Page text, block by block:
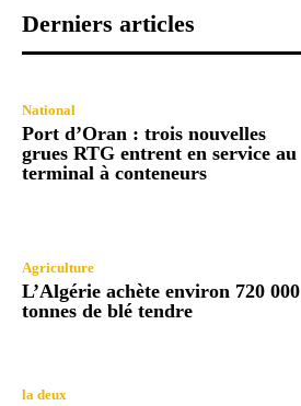
Derniers articles
National
Port d’Oran : trois nouvelles
grues RTG entrent en service au
terminal à conteneurs
Agriculture
L’Algérie achète environ 720 000
tonnes de blé tendre
la deux